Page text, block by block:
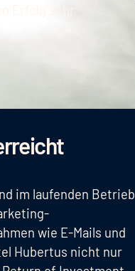
Erfolg sehr
im laufenden Betrieb
wie E-Mails und
Hubertus nicht nur